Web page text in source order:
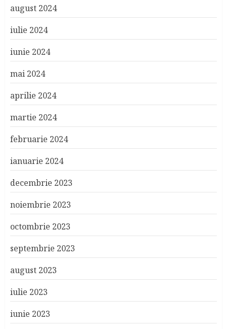
august 2024
iulie 2024
iunie 2024
mai 2024
aprilie 2024
martie 2024
februarie 2024
ianuarie 2024
decembrie 2023
noiembrie 2023
octombrie 2023
septembrie 2023
august 2023
iulie 2023
iunie 2023